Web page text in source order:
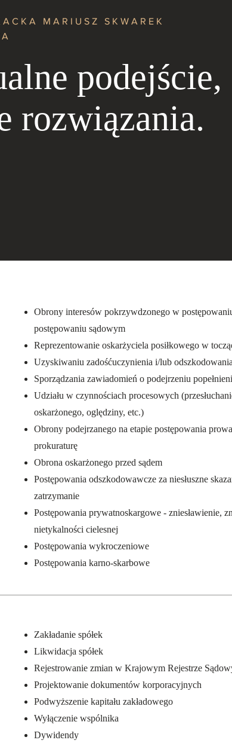
MARIUSZ SKWAREK
podejście,
rozwiązania.
Obrony interesów pokrzywdzonego w
postępowaniu sądowym
Reprezentowanie oskarżyciela posiłkowego w
Uzyskiwaniu zadośćuczynienia i/lub
Sporządzania zawiadomień o podejrzeniu
Udziału w czynnościach procesowych
oskarżonego, oględziny, etc.)
Obrony podejrzanego na etapie postępowania
prokuraturę
Obrona oskarżonego przed sądem
Postępowania odszkodowawcze za niesłuszne
zatrzymanie
Postępowania prywatnoskargowe - zniesławienie,
nietykalności cielesnej
Postępowania wykroczeniowe
Postępowania karno-skarbowe
Zakładanie spółek
Likwidacja spółek
Rejestrowanie zmian w Krajowym Rejestrze
Projektowanie dokumentów korporacyjnych
Podwyższenie kapitału zakładowego
Wyłączenie wspólnika
Dywidendy